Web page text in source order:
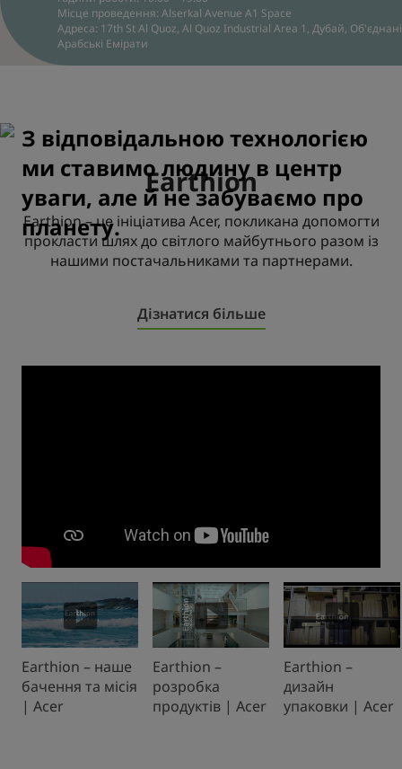
Місце проведення: Alserkal Avenue A1 Space
Адреса: 17th St Al Quoz, Al Quoz Industrial Area 1, Дубай, Об'єднані
Арабські Емірати
З відповідальною технологією
ми ставимо людину в центр
уваги, але й не забуваємо про
планету.
Earthion
Earthion – це ініціатива Acer, покликана допомогти
прокласти шлях до світлого майбутнього разом із
нашими постачальниками та партнерами.
Дізнатися більше
smart_display
Earthion – наше
бачення та місія
| Acer
smart_display
Earthion –
розробка
продуктів | Acer
smart_display
Earthion –
дизайн
упаковки | Acer